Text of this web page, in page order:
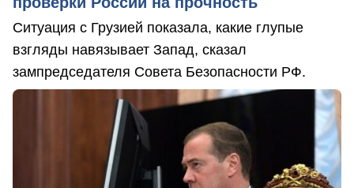
Ситуация с Грузией показала, какие глупые
взгляды навязывает Запад, сказал
зампредседателя Совета Безопасности РФ.